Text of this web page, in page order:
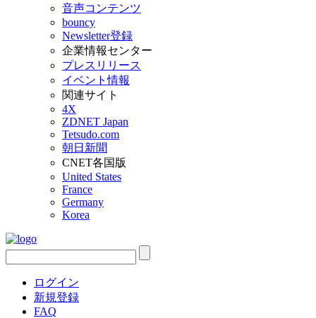
音声コンテンツ
bouncy
Newsletter登録
企業情報センター
プレスリリース
イベント情報
関連サイト
4X
ZDNET Japan
Tetsudo.com
朝日新聞
CNET各国版
United States
France
Germany
Korea
ログイン
新規登録
FAQ